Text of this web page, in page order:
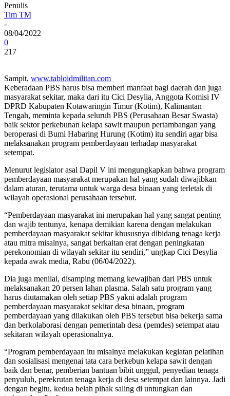
Penulis
Tim TM
-
08/04/2022
0
217
Sampit, www.tabloidmilitan.com
Keberadaan PBS harus bisa memberi manfaat bagi daerah dan juga
masyarakat sekitar, maka dari itu Cici Desylia, Anggota Komisi IV
DPRD Kabupaten Kotawaringin Timur (Kotim), Kalimantan
Tengah, meminta kepada seluruh PBS (Perusahaan Besar Swasta)
baik sektor perkebunan kelapa sawit maupun pertambangan yang
beroperasi di Bumi Habaring Hurung (Kotim) itu sendiri agar bisa
melaksanakan program pemberdayaan terhadap masyarakat
setempat.
Menurut legislator asal Dapil V ini mengungkapkan bahwa program
pemberdayaan masyarakat merupakan hal yang sudah diwajibkan
dalam aturan, terutama untuk warga desa binaan yang terletak di
wilayah operasional perusahaan tersebut.
“Pemberdayaan masyarakat ini merupakan hal yang sangat penting
dan wajib tentunya, kenapa demikian karena dengan melakukan
pemberdayaan masyarakat sekitar khususnya dibidang tenaga kerja
atau mitra misalnya, sangat berkaitan erat dengan peningkatan
perekonomian di wilayah sekitar itu sendiri,” ungkap Cici Desylia
kepada awak media, Rabu (06/04/2022).
Dia juga menilai, disamping memang kewajiban dari PBS untuk
melaksanakan 20 persen lahan plasma. Salah satu program yang
harus diutamakan oleh setiap PBS yakni adalah program
pemberdayaan masyarakat sekitar desa binaan, program
pemberdayaan yang dilakukan oleh PBS tersebut bisa bekerja sama
dan berkolaborasi dengan pemerintah desa (pemdes) setempat atau
sekitaran wilayah operasionalnya.
“Program pemberdayaan itu misalnya melakukan kegiatan pelatihan
dan sosialisasi mengenai tata cara berkebun kelapa sawit dengan
baik dan benar, pemberian bantuan bibit unggul, penyedian tenaga
penyuluh, perekrutan tenaga kerja di desa setempat dan lainnya. Jadi
dengan begitu, kedua belah pihak saling di untungkan dan